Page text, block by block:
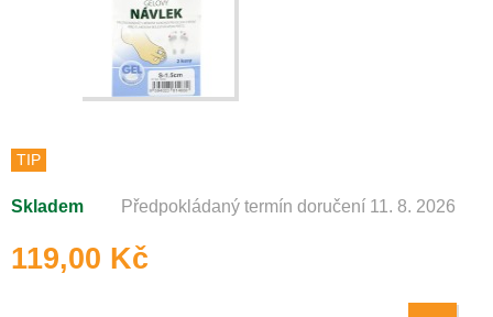
TIP
Skladem Předpokládaný termín doručení 11. 8. 2026
119,00 Kč